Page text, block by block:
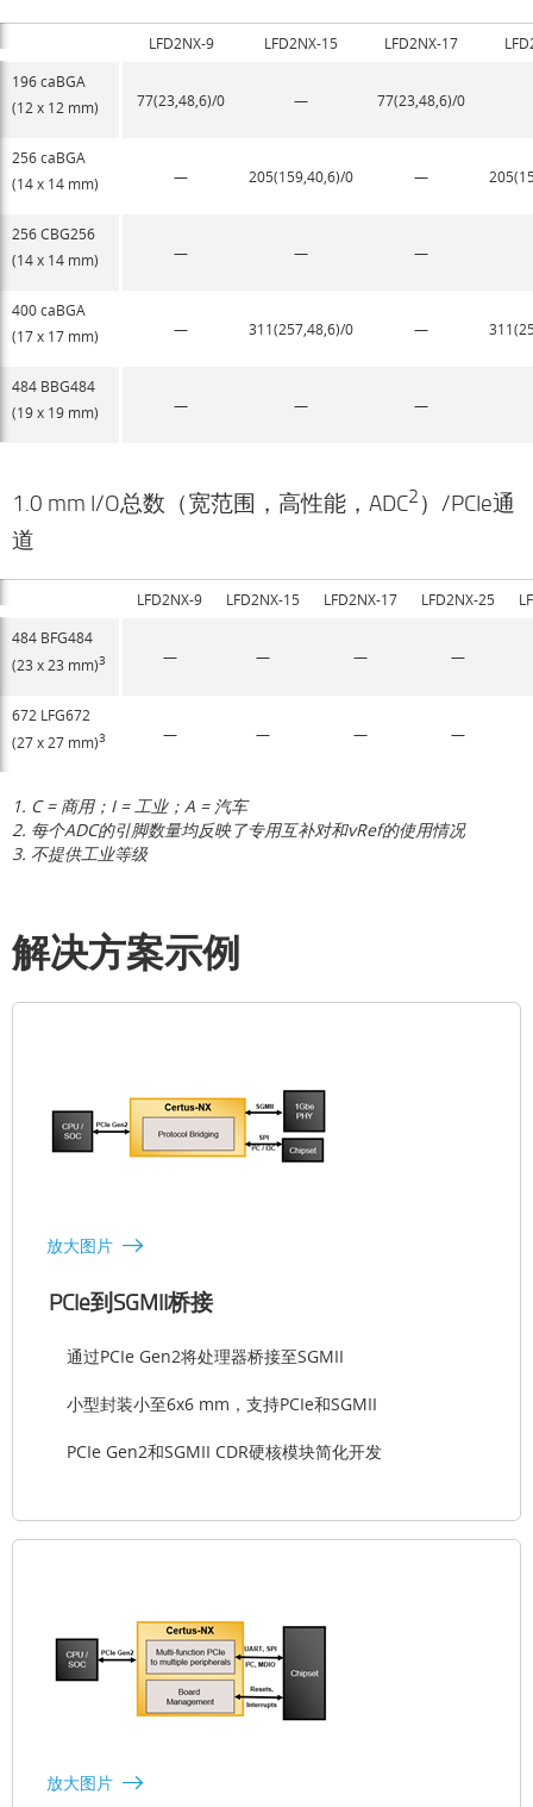
LFD2NX-9 LFD2NX-15 LFD2NX-17
196 caBGA
(12 x 12 mm)
77(23,48,6)/0 — 77(23,48,6)/0
256 caBGA
(14 x 14 mm)
— 205(159,40,6)/0 —
256 CBG256
(14 x 14 mm)
— — —
400 caBGA
(17 x 17 mm)
— 311(257,48,6)/0 —
484 BBG484
(19 x 19 mm)
— — —
1.0 mm I/O总数（宽范围，高性能，ADC2）/PCIe通
道
LFD2NX-9 LFD2NX-15 LFD2NX-17 LFD2NX-25
484 BFG484
(23 x 23 mm)3 — — — —
672 LFG672
(27 x 27 mm)3 — — — —
1. C = 商用；I = 工业；A = 汽车
2. 每个ADC的引脚数量均反映了专用互补对和vRef的使用情况
3. 不提供工业等级
解决方案示例
放大图片
PCIe到SGMII桥接
通过PCIe Gen2将处理器桥接至SGMII
小型封装小至6x6 mm，支持PCIe和SGMII
PCIe Gen2和SGMII CDR硬核模块简化开发
放大图片